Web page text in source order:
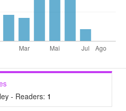
- Readers: 1